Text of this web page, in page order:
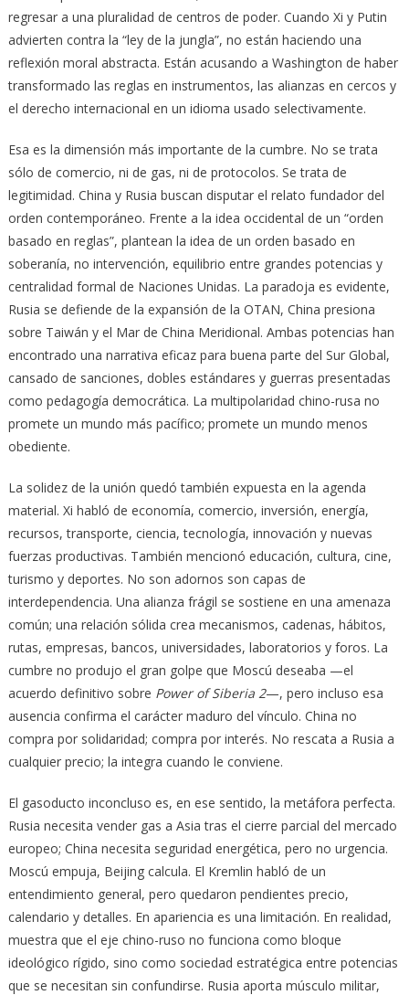
regresar a una pluralidad de centros de poder. Cuando Xi y Putin
advierten contra la “ley de la jungla”, no están haciendo una
reflexión moral abstracta. Están acusando a Washington de haber
transformado las reglas en instrumentos, las alianzas en cercos y
el derecho internacional en un idioma usado selectivamente.
Esa es la dimensión más importante de la cumbre. No se trata
sólo de comercio, ni de gas, ni de protocolos. Se trata de
legitimidad. China y Rusia buscan disputar el relato fundador del
orden contemporáneo. Frente a la idea occidental de un “orden
basado en reglas”, plantean la idea de un orden basado en
soberanía, no intervención, equilibrio entre grandes potencias y
centralidad formal de Naciones Unidas. La paradoja es evidente,
Rusia se defiende de la expansión de la OTAN, China presiona
sobre Taiwán y el Mar de China Meridional. Ambas potencias han
encontrado una narrativa eficaz para buena parte del Sur Global,
cansado de sanciones, dobles estándares y guerras presentadas
como pedagogía democrática. La multipolaridad chino-rusa no
promete un mundo más pacífico; promete un mundo menos
obediente.
La solidez de la unión quedó también expuesta en la agenda
material. Xi habló de economía, comercio, inversión, energía,
recursos, transporte, ciencia, tecnología, innovación y nuevas
fuerzas productivas. También mencionó educación, cultura, cine,
turismo y deportes. No son adornos son capas de
interdependencia. Una alianza frágil se sostiene en una amenaza
común; una relación sólida crea mecanismos, cadenas, hábitos,
rutas, empresas, bancos, universidades, laboratorios y foros. La
cumbre no produjo el gran golpe que Moscú deseaba —el
acuerdo definitivo sobre Power of Siberia 2—, pero incluso esa
ausencia confirma el carácter maduro del vínculo. China no
compra por solidaridad; compra por interés. No rescata a Rusia a
cualquier precio; la integra cuando le conviene.
El gasoducto inconcluso es, en ese sentido, la metáfora perfecta.
Rusia necesita vender gas a Asia tras el cierre parcial del mercado
europeo; China necesita seguridad energética, pero no urgencia.
Moscú empuja, Beijing calcula. El Kremlin habló de un
entendimiento general, pero quedaron pendientes precio,
calendario y detalles. En apariencia es una limitación. En realidad,
muestra que el eje chino-ruso no funciona como bloque
ideológico rígido, sino como sociedad estratégica entre potencias
que se necesitan sin confundirse. Rusia aporta músculo militar,